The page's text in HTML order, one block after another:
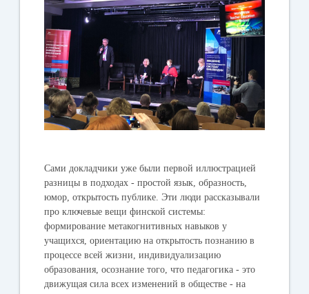
Сами докладчики уже были первой иллюстрацией
разницы в подходах - простой язык, образность,
юмор, открытость публике. Эти люди рассказывали
про ключевые вещи финской системы:
формирование метакогнитивных навыков у
учащихся, ориентацию на открытость познанию в
процессе всей жизни, индивидуализацию
образования, осознание того, что педагогика - это
движущая сила всех изменений в обществе - на